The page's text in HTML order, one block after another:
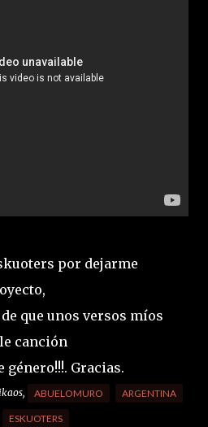
por dejarme
que unos versos míos
canción
Gracias.
ABUELOMURO ARGENTINA
ESKUOTERS